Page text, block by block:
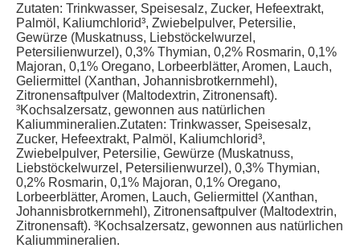
Zutaten: Trinkwasser, Speisesalz, Zucker, Hefeextrakt,
Palmöl, Kaliumchlorid³, Zwiebelpulver, Petersilie,
Gewürze (Muskatnuss, Liebstöckelwurzel,
Petersilienwurzel), 0,3% Thymian, 0,2% Rosmarin, 0,1%
Majoran, 0,1% Oregano, Lorbeerblätter, Aromen, Lauch,
Geliermittel (Xanthan, Johannisbrotkernmehl),
Zitronensaftpulver (Maltodextrin, Zitronensaft).
³Kochsalzersatz, gewonnen aus natürlichen
Kaliummineralien.Zutaten: Trinkwasser, Speisesalz,
Zucker, Hefeextrakt, Palmöl, Kaliumchlorid³,
Zwiebelpulver, Petersilie, Gewürze (Muskatnuss,
Liebstöckelwurzel, Petersilienwurzel), 0,3% Thymian,
0,2% Rosmarin, 0,1% Majoran, 0,1% Oregano,
Lorbeerblätter, Aromen, Lauch, Geliermittel (Xanthan,
Johannisbrotkernmehl), Zitronensaftpulver (Maltodextrin,
Zitronensaft). ³Kochsalzersatz, gewonnen aus natürlichen
Kaliummineralien.